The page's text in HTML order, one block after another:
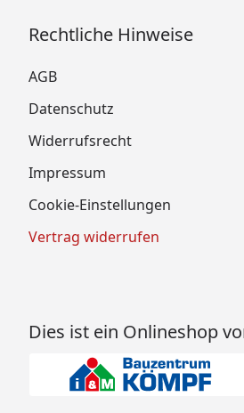
Rechtliche Hinweise
AGB
Datenschutz
Widerrufsrecht
Impressum
Cookie-Einstellungen
Vertrag widerrufen
Dies ist ein Onlineshop